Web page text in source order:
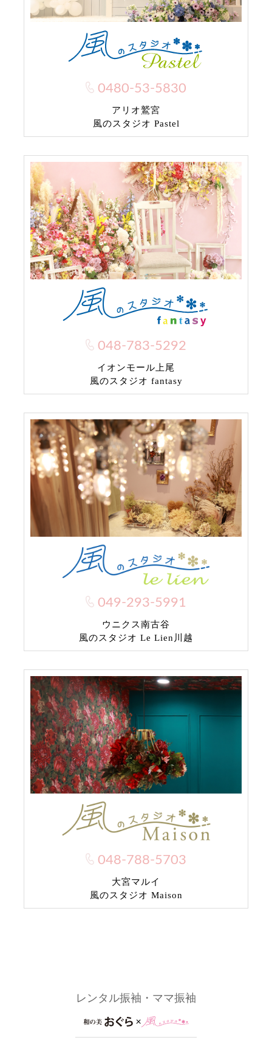
0480-53-5830
アリオ鷲宮
風のスタジオ Pastel
048-783-5292
イオンモール上尾
風のスタジオ fantasy
049-293-5991
ウニクス南古谷
風のスタジオ Le Lien川越
048-788-5703
大宮マルイ
風のスタジオ Maison
レンタル振袖・ママ振袖